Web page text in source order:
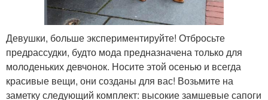
Девушки, больше экспериментируйте! Отбросьте
предрассудки, будто мода предназначена только для
молоденьких девчонок. Носите этой осенью и всегда
красивые вещи, они созданы для вас! Возьмите на
заметку следующий комплект: высокие замшевые сапоги